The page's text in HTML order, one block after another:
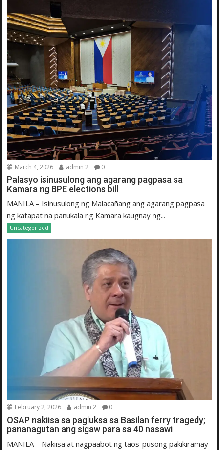
March 4, 2026 admin 2 0
Palasyo isinusulong ang agarang pagpasa sa
Kamara ng BPE elections bill
MANILA – Isinusulong ng Malacañang ang agarang pagpasa
ng katapat na panukala ng Kamara kaugnay ng...
Uncategorized
February 2, 2026 admin 2 0
OSAP nakiisa sa pagluksa sa Basilan ferry tragedy;
pananagutan ang sigaw para sa 40 nasawi
MANILA – Nakiisa at nagpaabot ng taos-pusong pakikiramay